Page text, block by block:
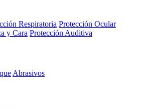
Respiratoria Protección Ocular
y Cara Protección Auditiva
Abrasivos